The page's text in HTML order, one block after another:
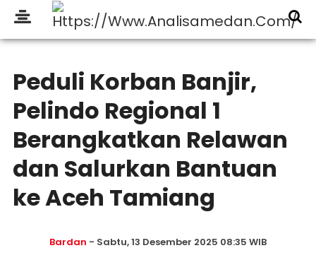
Peduli Korban Banjir,
Pelindo Regional 1
Berangkatkan Relawan
dan Salurkan Bantuan
ke Aceh Tamiang
Bardan - Sabtu, 13 Desember 2025 08:35 WIB